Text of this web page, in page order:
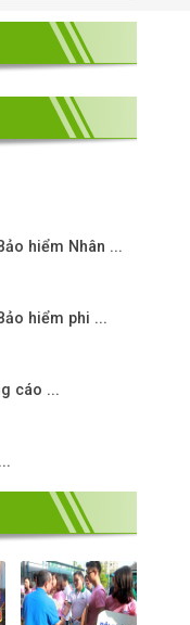
hiểm Nhân ...
hiểm phi ...
cáo ...